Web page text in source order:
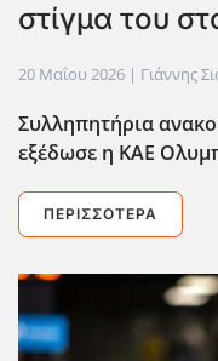
στίγμα του
20 Μαΐου 2026 | Γιάννης
Συλληπητήρια
εξέδωσε η ΚΑΕ
ΠΕΡΙΣΣΌΤΕΡΑ